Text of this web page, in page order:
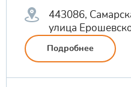
443086,
улица
Подробнее